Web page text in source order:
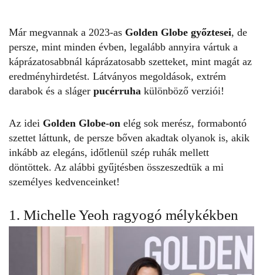
Már megvannak a 2023-as Golden Globe győztesei, de
persze, mint minden évben, legalább annyira vártuk a
káprázatosabbnál káprázatosabb szetteket, mint magát az
eredményhirdetést. Látványos megoldások, extrém
darabok és a sláger pucérruha különböző verziói!
Az idei Golden Globe-on elég sok merész, formabontó
szettet láttunk, de persze bőven akadtak olyanok is, akik
inkább az elegáns, időtlenül szép ruhák mellett
döntöttek. Az alábbi gyűjtésben összeszedtük a mi
személyes kedvenceinket!
1. Michelle Yeoh ragyogó mélykékben